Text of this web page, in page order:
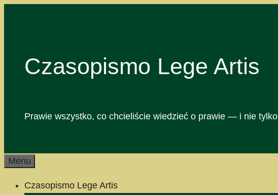
Czasopismo Lege Artis
Prawie wszystko, co chcieliście wiedzieć o prawie — i nie tylko
Menu
Czasopismo Lege Artis